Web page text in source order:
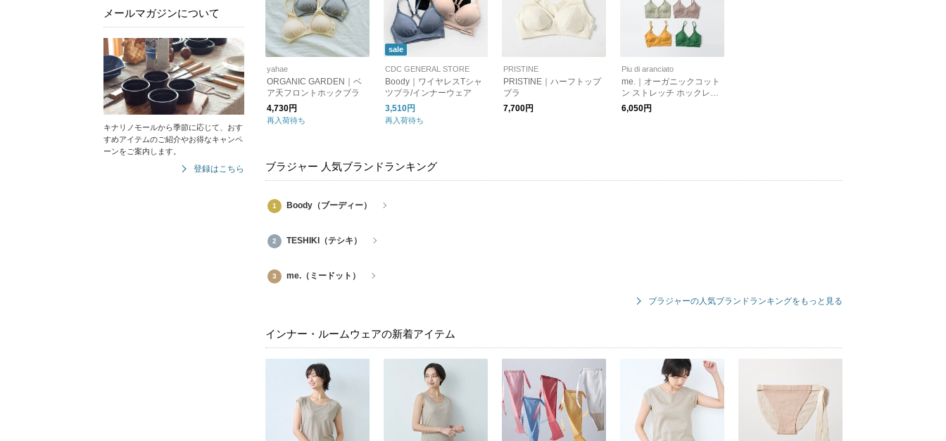
メールマガジンについて
キナリノモールから季節に応じて、おす
すめアイテムのご紹介やお得なキャンペ
ーンをご案内します。
登録はこちら
yahae
ORGANIC GARDEN｜ベ
ア天フロントホックブラ
4,730円
再入荷待ち
sale
CDC GENERAL STORE
Boody｜ワイヤレスTシャ
ツブラ/インナーウェア
3,510円
再入荷待ち
PRISTINE
PRISTINE｜ハーフトップ
ブラ
7,700円
Piu di aranciato
me.｜オーガニックコット
ン ストレッチ ホックレス
ブラトップ インナー 下着
me-22210
6,050円
ブラジャー 人気ブランドランキング
Boody（ブーディー）
TESHIKI（テシキ）
me.（ミードット）
ブラジャーの人気ブランドランキングをもっと見る
インナー・ルームウェアの新着アイテム